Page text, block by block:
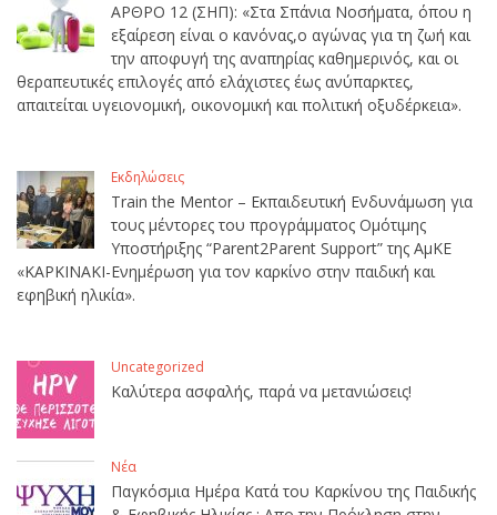
ΑΡΘΡΟ 12 (ΣΗΠ): «Στα Σπάνια Νοσήματα, όπου η
εξαίρεση είναι ο κανόνας,ο αγώνας για τη ζωή και
την αποφυγή της αναπηρίας καθημερινός, και οι
θεραπευτικές επιλογές από ελάχιστες έως ανύπαρκτες,
απαιτείται υγειονομική, οικονομική και πολιτική οξυδέρκεια».
Εκδηλώσεις
Train the Mentor – Εκπαιδευτική Ενδυνάμωση για
τους μέντορες του προγράμματος Ομότιμης
Υποστήριξης “Parent2Parent Support” της ΑμΚΕ
«ΚΑΡΚΙΝΑΚΙ-Ενημέρωση για τον καρκίνο στην παιδική και
εφηβική ηλικία».
Uncategorized
Καλύτερα ασφαλής, παρά να μετανιώσεις!
Νέα
Παγκόσμια Ημέρα Κατά του Καρκίνου της Παιδικής